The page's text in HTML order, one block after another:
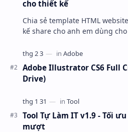
cho thiết kế
Chia sẻ template HTML
kế share cho anh em dùng
Adobe Illustrator CS6 Full
Drive)
Tool Tự Làm IT v1.9 - Tối
mượt